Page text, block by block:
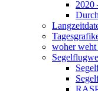
2020
woher